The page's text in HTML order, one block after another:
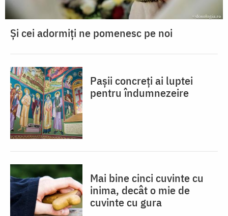
Și cei adormiți ne pomenesc pe noi
Pașii concreți ai luptei
pentru îndumnezeire
Mai bine cinci cuvinte cu
inima, decât o mie de
cuvinte cu gura